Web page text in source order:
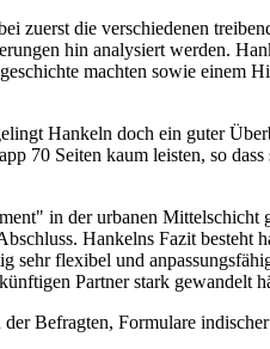
die verschiedenen
hin analysiert werden.
machten sowie einem
Hankeln doch ein guter
70 Seiten kaum leisten, so
in der urbanen
Hankelns Fazit besteht
sehr flexibel und
Partner stark gewandelt
Befragten, Formulare